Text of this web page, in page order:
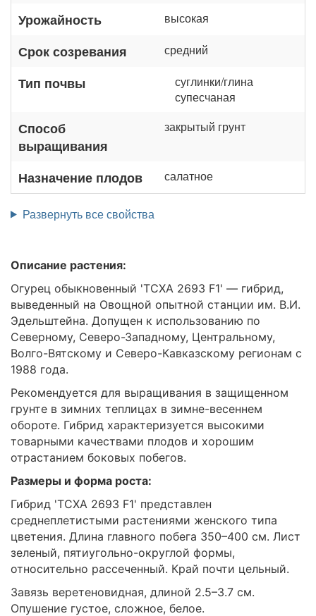
Урожайность высокая
Срок созревания средний
Тип почвы
суглинки/глина
супесчаная
Способ
выращивания
закрытый грунт
Назначение плодов салатное
Развернуть все свойства
Описание растения:
Огурец обыкновенный 'ТСХА 2693 F1' — гибрид,
выведенный на Овощной опытной станции им. В.И.
Эдельштейна. Допущен к использованию по
Северному, Северо-Западному, Центральному,
Волго-Вятскому и Северо-Кавказскому регионам с
1988 года.
Рекомендуется для выращивания в защищенном
грунте в зимних теплицах в зимне-весеннем
обороте. Гибрид характеризуется высокими
товарными качествами плодов и хорошим
отрастанием боковых побегов.
Размеры и форма роста:
Гибрид 'ТСХА 2693 F1' представлен
среднеплетистыми растениями женского типа
цветения. Длина главного побега 350–400 см. Лист
зеленый, пятиугольно-округлой формы,
относительно рассеченный. Край почти цельный.
Завязь веретеновидная, длиной 2.5–3.7 см.
Опушение густое, сложное, белое.